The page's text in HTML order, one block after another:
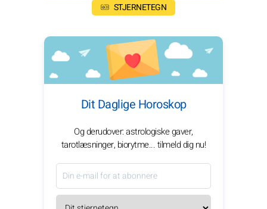
STJERNETEGN
Dit Daglige Horoskop
Og derudover: astrologiske gaver,
tarotlæsninger, biorytme... tilmeld dig nu!